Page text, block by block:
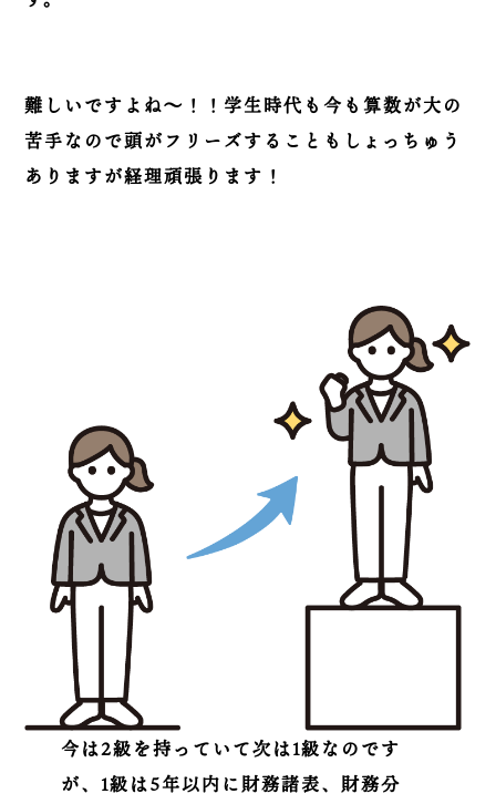
難しいですよね～！！学生時代も今も算数が大の
苦手なので頭がフリーズすることもしょっちゅう
ありますが経理頑張ります！
今は2級を持っていて次は1級なのです
が、1級は5年以内に財務諸表、財務分